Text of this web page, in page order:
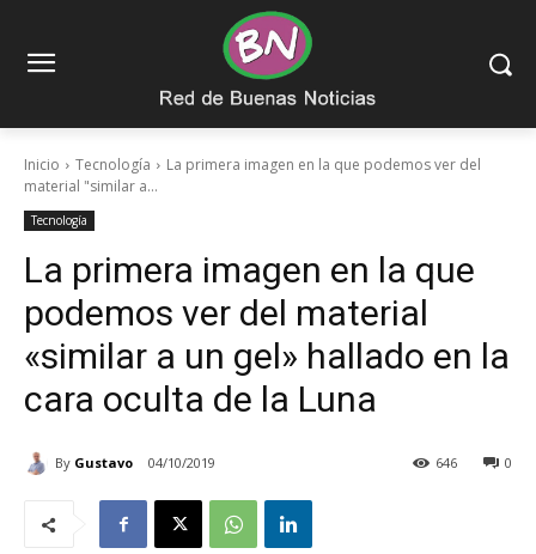
Inicio Tecnología
La primera imagen en la que podemos ver del
material "similar a...
Tecnología
La primera imagen en la que
podemos ver del material
«similar a un gel» hallado en la
cara oculta de la Luna
By Gustavo 04/10/2019 0
646